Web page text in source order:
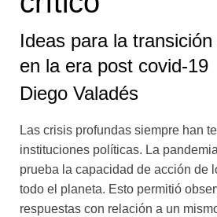
Ideas para la
en la era post covid-19
Diego Valadés
Las crisis profundas siempre han
instituciones políticas. La
prueba la capacidad de acción de
todo el planeta. Esto permitió
respuestas con relación a un